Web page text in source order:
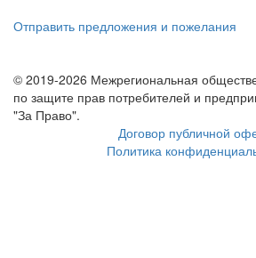
Отправить предложения и пожелания
© 2019-2026 Межрегиональная
по защите прав потребителей и
"За Право".
Договор публичной
Политика